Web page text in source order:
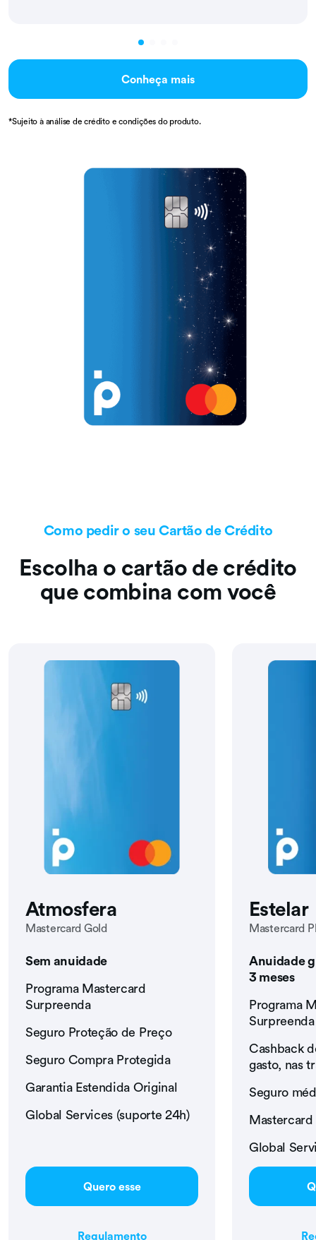
Conheça mais
*Sujeito à análise de crédito e condições do produto.
Como pedir o seu Cartão de Crédito
Escolha o cartão de crédito
que combina com você
Atmosfera
Mastercard Gold
Sem anuidade
Programa Mastercard
Surpreenda
Seguro Proteção de Preço
Seguro Compra Protegida
Garantia Estendida Original
Global Services (suporte 24h)
Quero esse
Regulamento
Estelar
Mastercard
Anuidade
3 meses
Programa
Surpreenda
Cashback
gasto, nas
Seguro
Global